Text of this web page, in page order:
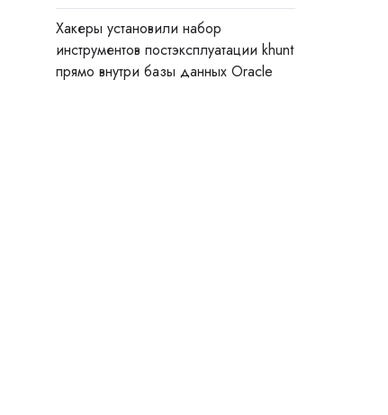
Хакеры установили набор
инструментов постэксплуатации khunt
прямо внутри базы данных Oracle